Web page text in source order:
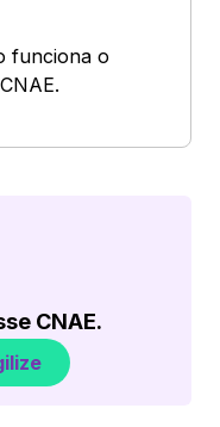
funciona o
CNAE.